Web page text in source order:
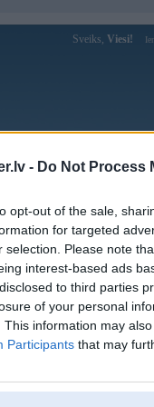
- Do Not Process
opt-out of the sale,
for targeted
selection. Please note
interest-based ads
to third parties
of your personal
This information may
Participants that may
Sveiks, Viesi!
Forums Galerijas
Lietotāja
Lietotājvārds:
Ziņojumi forumā: